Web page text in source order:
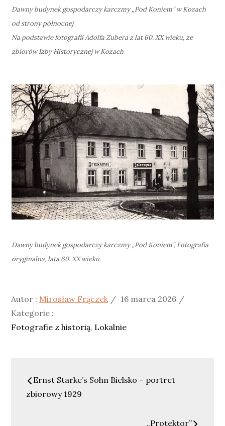
Dawny budynek gospodarczy karczmy „Pod Koniem” w Kozach
od strony północnej
Na podstawie fotografii Adolfa Zubera z lat 60. XX wieku, ze
zbiorów Izby Historycznej w Kozach
Dawny budynek gospodarczy karczmy „Pod Koniem”,Fotografia
oryginalna, lata 60. XX wieku.
Autor : Mirosław Frączek
Posted
16 marca 2026
Kategorie :
Fotografie z historią Lokalnie
Nawigacja
wpisu
Ernst Starke’s Sohn Bielsko – portret
zbiorowy 1929
„Protektor”